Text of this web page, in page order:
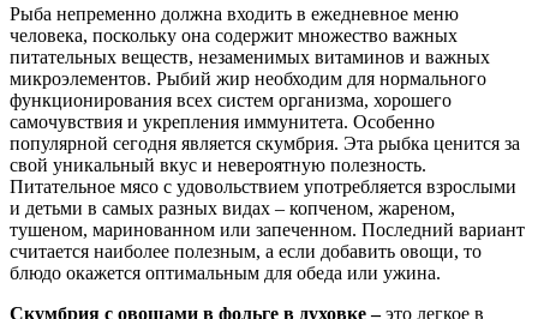
Рыба непременно должна входить в ежедневное меню
человека, поскольку она содержит множество важных
питательных веществ, незаменимых витаминов и важных
микроэлементов. Рыбий жир необходим для нормального
функционирования всех систем организма, хорошего
самочувствия и укрепления иммунитета. Особенно
популярной сегодня является скумбрия. Эта рыбка ценится за
свой уникальный вкус и невероятную полезность.
Питательное мясо с удовольствием употребляется взрослыми
и детьми в самых разных видах – копченом, жареном,
тушеном, маринованном или запеченном. Последний вариант
считается наиболее полезным, а если добавить овощи, то
блюдо окажется оптимальным для обеда или ужина.
Скумбрия с овощами в фольге в духовке –это легкое в